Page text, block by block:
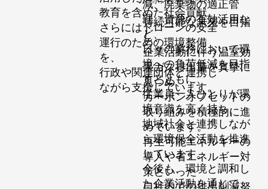
教育を含めた社会貢献、
さらにはドローンの安全
運行のための環境整備
を、
行政や関連団体と連携し
ながら支援しています。
減、廃棄物の適正管
理、資源の有効活用な
ど、
日々の業務において環
境への負荷低減を目指
すとともに、
従業員一人ひとりが環
境意識を高く持ち、
地域社会と連携しなが
ら環境保全活動を推進
しています。
今後も、環境と調和し
た企業活動を通じて、
持続可能な未来を目指
し、
企業活動に伴う温室効
果ガス排出量を真摯に
見つめ、
カーボンオフセットの
取り組みを積極的に進
めています。
再生可能エネルギーの
導入や省エネルギー対
策といった